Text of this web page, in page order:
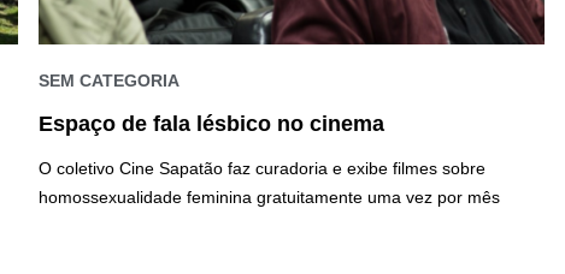
SEM CATEGORIA
Espaço de fala lésbico no cinema
O coletivo Cine Sapatão faz curadoria e exibe filmes sobre
homossexualidade feminina gratuitamente uma vez por mês